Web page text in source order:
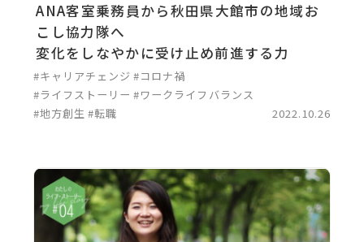
ANA客室乗務員から秋田県大館市の地域お
こし協力隊へ
変化をしなやかに受け止め前進する力
#キャリアチェンジ #コロナ禍
#ライフストーリー #ワークライフバランス
#地方創生 #転職 2022.10.26